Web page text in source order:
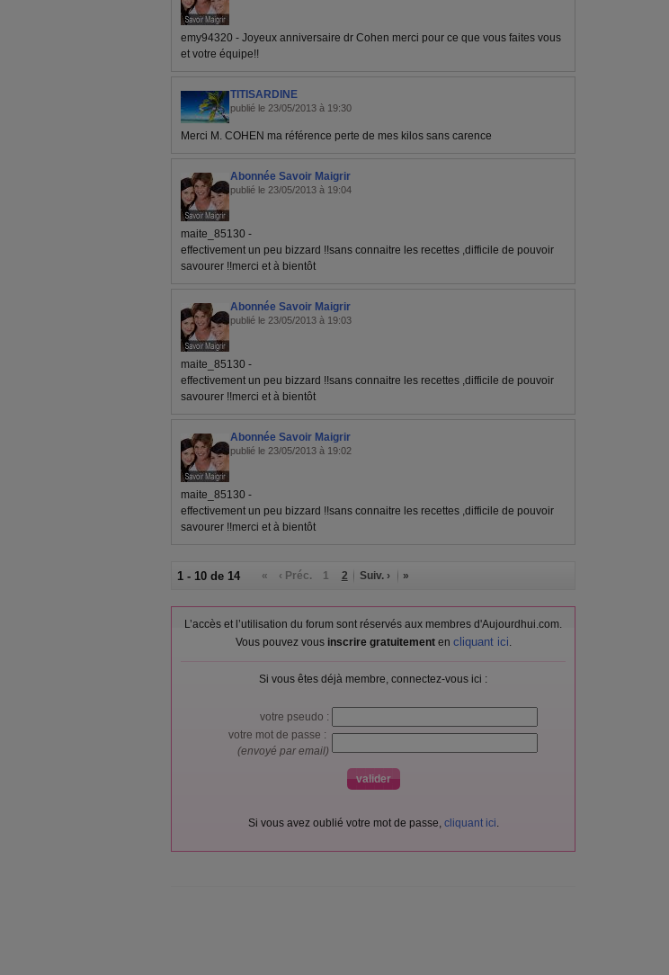
emy94320 - Joyeux anniversaire dr Cohen merci pour ce que vous faites vous
et votre équipe!!
TITISARDINE
publié le 23/05/2013 à 19:30
Merci M. COHEN ma référence perte de mes kilos sans carence
Abonnée Savoir Maigrir
publié le 23/05/2013 à 19:04
maite_85130 -
effectivement un peu bizzard !!sans connaitre les recettes ,difficile de pouvoir
savourer !!merci et à bientôt
Abonnée Savoir Maigrir
publié le 23/05/2013 à 19:03
maite_85130 -
effectivement un peu bizzard !!sans connaitre les recettes ,difficile de pouvoir
savourer !!merci et à bientôt
Abonnée Savoir Maigrir
publié le 23/05/2013 à 19:02
maite_85130 -
effectivement un peu bizzard !!sans connaitre les recettes ,difficile de pouvoir
savourer !!merci et à bientôt
1 - 10 de 14 « ‹ Préc. 1 2 Suiv. › »
L’accès et l’utilisation du forum sont réservés aux membres d'Aujourdhui.com.
Vous pouvez vous inscrire gratuitementen cliquant ici.
Si vous êtes déjà membre, connectez-vous ici :
votre pseudo :
votre mot de passe :
(envoyé par email)
Si vous avez oublié votre mot de passe, cliquant ici.